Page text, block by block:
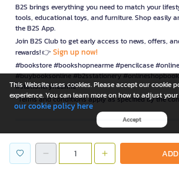
B2S brings everything you need to match your
tools, educational toys, and furniture. Shop easily
the B2S App.
Join B2S Club to get early access to news, offers,
rewards! 👉 Sign up now!
#bookstore #bookshopnearme #pencilcase
#buybooksonline #b2sstationery
#stationerynearme
*Terms and conditions apply as specified by the
is a company operating under
This Website uses cookies. Please accept our cookie
experience. You can learn more on how to adjust
our cookie policy here
Accept